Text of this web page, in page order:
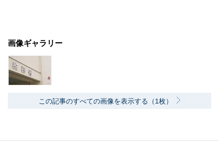
画像ギャラリー
この記事のすべての画像を表示する（1枚）